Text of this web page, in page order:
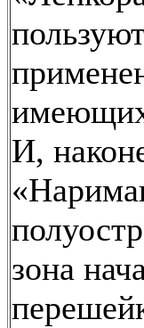
И,
зона